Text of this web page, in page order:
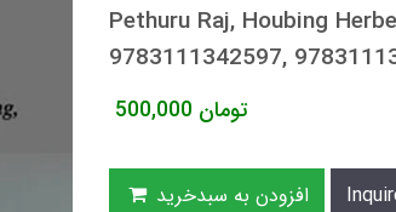
Pethuru Raj, Houbing
9783111342597,
500,000 تومان
افزودن به سبدخرید